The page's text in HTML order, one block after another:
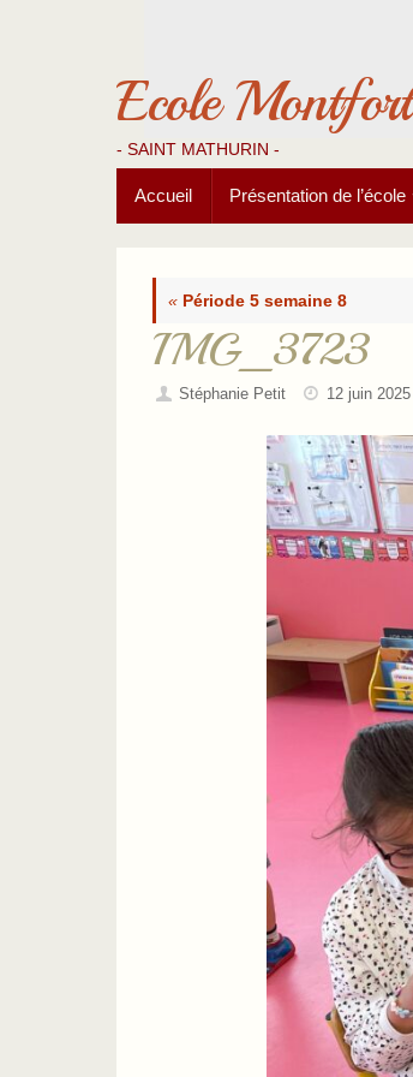
Ecole Montfort
- SAINT MATHURIN -
contenu
Accueil Présentation de l’école
« Période 5 semaine 8
IMG_3723
Stéphanie Petit 12 juin 2025